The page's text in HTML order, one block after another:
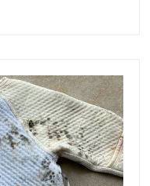
la
las ventanas y
para acelerar la
nublados,
a favor del
en la
de la ma&ntilde;ana
contenido que el
y otros, y si
al moho, por
al
de esto, las
cualquier